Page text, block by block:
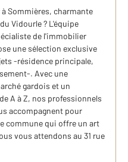
Sommières, charmante
Vidourle ? L'équipe
de l'immobilier
une sélection exclusive
-résidence principale,
. Avec une
gardois et un
A à Z, nos professionnels
accompagnent pour
commune qui offre un art
vous attendons au 31 rue